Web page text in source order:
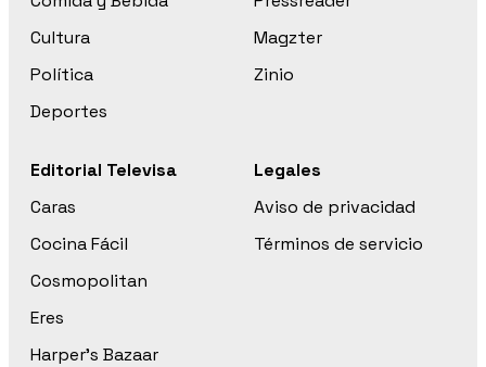
Cultura
Política
Deportes
Magzter
Zinio
Editorial Televisa
Caras
Cocina Fácil
Cosmopolitan
Eres
Harper’s Bazaar
Legales
Aviso de privacidad
Términos de servicio